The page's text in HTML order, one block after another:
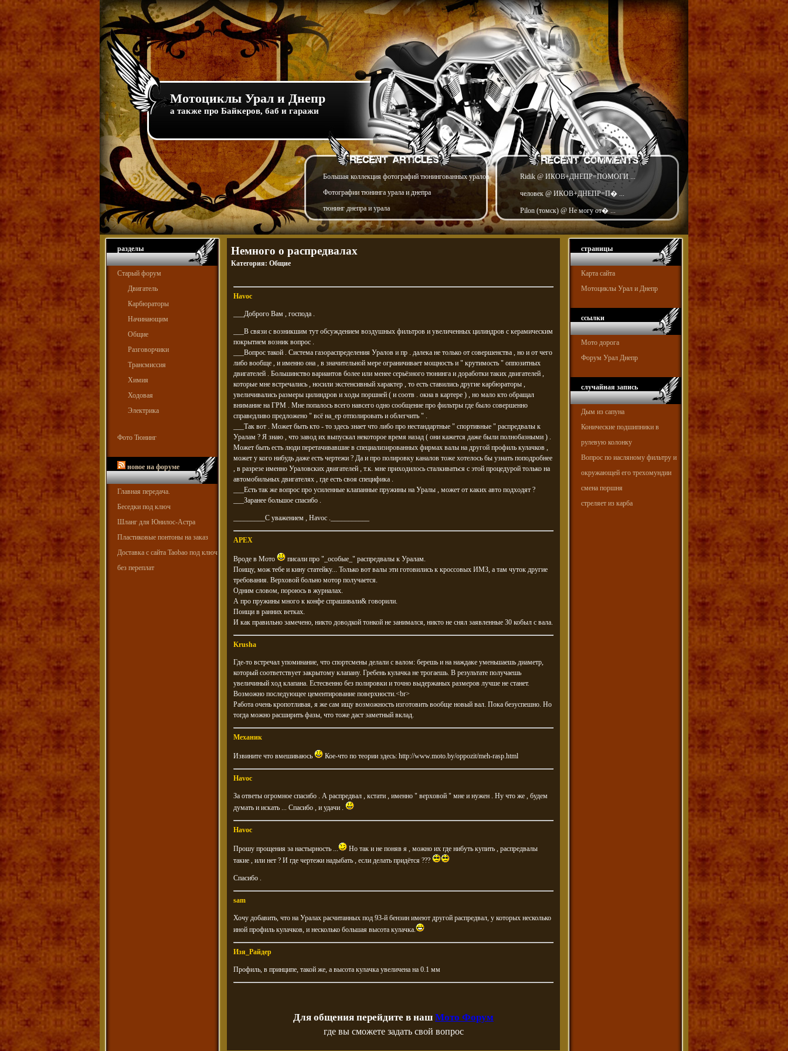
Мотоциклы Урал и Днепр
а также про Байкеров, баб и гаражи
Большая коллекция фотографий тюнингованных уралов
Фотографии тюнинга урала и днепра
тюнинг днепра и урала
Ridik @ ИКОВ+ДНЕПР=ПОМОГИ ...
человек @ ИКОВ+ДНЕПР=П� ...
Pilon (томск) @ Не могу от� ...
разделы
Старый форум
Двигатель
Карбюраторы
Начинающим
Общие
Разговорчики
Трансмиссия
Химия
Ходовая
Электрика
Фото Тюнинг
новое на форуме
Главная передача.
Беседки под ключ
Шланг для Юнилос-Астра
Пластиковые понтоны на заказ
Доставка с сайта Taobao под ключ
без переплат
Немного о распредвалах
Категория: Общие
Havoc
___Доброго Вам , господа .
___В связи с возникшим тут обсуждением воздушных фильтров и увеличенных цилиндров с керамическим
покрытием возник вопрос .
___Вопрос такой . Система газораспределения Уралов и пр . далека не только от совершенства , но и от чего
либо вообще , и именно она , в значительной мере ограничивает мощность и " крутимость " оппозитных
двигателей . Большинство вариантов более или менее серьёзного тюнинга и доработки таких двигателей ,
которые мне встречались , носили экстенсивный характер , то есть ставились другие карбюраторы ,
увеличивались размеры цилиндров и ходы поршней ( и соотв . окна в картере ) , но мало кто обращал
внимание на ГРМ . Мне попалось всего навсего одно сообщение про фильтры где было совершенно
справедливо предложено " всё на_ер отполировать и облегчить " .
___Так вот . Может быть кто - то здесь знает что либо про нестандартные " спортивные " распредвалы к
Уралам ? Я знаю , что завод их выпускал некоторое время назад ( они кажется даже были полнобазными ) .
Может быть есть люди перетачивавшие в специализированных фирмах валы на другой профиль кулачков ,
может у кого нибудь даже есть чертежи ? Да и про полировку каналов тоже хотелось бы узнать поподробнее
, в разрезе именно Ураловских двигателей , т.к. мне приходилось сталкиваться с этой процедурой только на
автомобильных двигателях , где есть своя специфика .
___Есть так же вопрос про усиленные клапанные пружины на Уралы , может от каких авто подходят ?
___Заранее большое спасибо .
_________С уважением , Havoc .___________
APEX
Вроде в Мото
писали про "_особые_" распредвалы к Уралам.
Поищу, мож тебе и кину статейку... Только вот валы эти готовились к кроссовых ИМЗ, а там чуток другие
требования. Верховой больно мотор получается.
Одним словом, пороюсь в журналах.
А про пружины много к конфе спрашивали& говорили.
Поищи в ранних ветках.
И как правильно замечено, никто доводкой тонкой не занимался, никто не снял заявленные 30 кобыл с вала.
Krusha
Где-то встречал упоминание, что спортсмены делали с валом: берешь и на наждаке уменьшаешь диаметр,
который соответствует закрытому клапану. Гребень кулачка не трогаешь. В результате получаешь
увеличиный ход клапана. Естесвенно без полировки и точно выдержаных размеров лучше не станет.
Возможно последующее цементирование поверхности.<br>
Работа очень кропотливая, я же сам ищу возможность изготовить вообще новый вал. Пока безуспешно. Но
тогда можно расширить фазы, что тоже даст заметный вклад.
Механик
Извините что вмешиваюсь Кое-что по теории здесь: http://www.moto.by/oppozit/meh-rasp.html
Havoc
За ответы огромное спасибо . А распредвал , кстати , именно " верховой " мне и нужен . Ну что же , будем
думать и искать ... Спасибо , и удачи .
Havoc
Прошу прощения за настырность ...
Но так и не поняв я , можно их где нибуть купить , распредвалы
такие , или нет ? И где чертежи надыбать , если делать придётся ???
Спасибо .
sam
Хочу добавить, что на Уралах расчитанных под 93-й бензин имеют другой распредвал, у которых несколько
иной профиль кулачков, и несколько большая высота кулачка.
Изя_Райдер
Профиль, в принципе, такой же, а высота кулачка увеличена на 0.1 мм
Для общения перейдите в наш Мото Форум
где вы сможете задать свой вопрос
страницы
Карта сайта
Мотоциклы Урал и Днепр
ссылки
Мото дорога
Форум Урал Днепр
случайная запись
Дым из сапуна
Конические подшипники в
рулевую колонку
Вопрос по иасляному фильтру и
окружающей его трехомундии
смена поршня
стреляет из карба